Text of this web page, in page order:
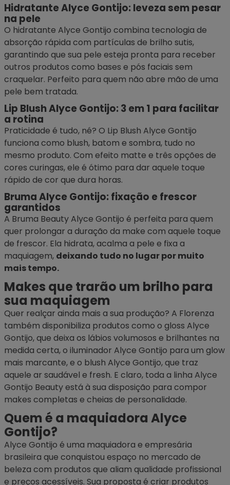
Hidratante Alyce Gontijo: leveza sem pesar
na pele
O hidratante Alyce Gontijo combina tecnologia de
absorção rápida com partículas de brilho sutis,
garantindo que sua pele esteja pronta para receber
outros produtos como bases e pós faciais sem
craquelar. Perfeito para quem não abre mão de uma
pele bem tratada.
Lip Blush Alyce Gontijo: 3 em 1 para facilitar
a rotina
Praticidade é tudo, né? O Lip Blush Alyce Gontijo
funciona como blush, batom e sombra, tudo no
mesmo produto. Com efeito matte e três opções de
cores curingas, ele é ótimo para dar aquele toque
rápido de cor que dura horas.
Bruma Alyce Gontijo: fixação e frescor
garantidos
A Bruma Beauty Alyce Gontijo é perfeita para quem
quer prolongar a duração da make com aquele toque
de frescor. Ela hidrata, acalma a pele e fixa a
maquiagem, deixando tudo no lugar por muito
mais tempo.
Makes que trarão um brilho para
sua maquiagem
Quer realçar ainda mais a sua produção? A Florenza
também disponibiliza produtos como o gloss Alyce
Gontijo, que deixa os lábios volumosos e brilhantes na
medida certa, o iluminador Alyce Gontijo para um glow
mais marcante, e o blush Alyce Gontijo, que traz
aquele ar saudável e fresh. E claro, toda a linha Alyce
Gontijo Beauty está à sua disposição para compor
makes completas e cheias de personalidade.
Quem é a maquiadora Alyce
Gontijo?
Alyce Gontijo é uma maquiadora e empresária
brasileira que conquistou espaço no mercado de
beleza com produtos que aliam qualidade profissional
e preços acessíveis. Sua proposta é criar produtos